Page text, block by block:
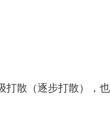
打散（逐步打散），